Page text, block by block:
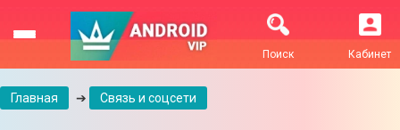
Кабинет
Поиск
Главная ➔ Связь и соцсети